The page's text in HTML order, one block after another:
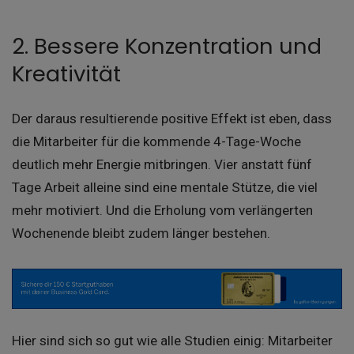
2. Bessere Konzentration und
Kreativität
Der daraus resultierende positive Effekt ist eben, dass
die Mitarbeiter für die kommende 4-Tage-Woche
deutlich mehr Energie mitbringen. Vier anstatt fünf
Tage Arbeit alleine sind eine mentale Stütze, die viel
mehr motiviert. Und die Erholung vom verlängerten
Wochenende bleibt zudem länger bestehen.
Hier sind sich so gut wie alle Studien einig: Mitarbeiter